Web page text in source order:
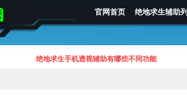
官网首页 绝地求生辅助
绝地求生手机透视辅助有哪些不同功能